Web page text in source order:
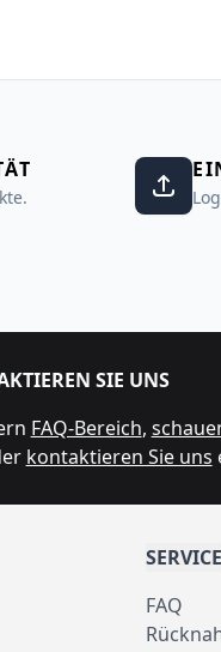
SIE UNS
FAQ-Bereich,
kontaktieren Sie uns
SERVICE
FAQ